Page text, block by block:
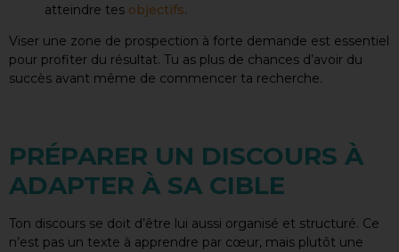
atteindre tes objectifs.
Viser une zone de prospection à forte demande est essentiel
pour profiter du résultat. Tu as plus de chances d’avoir du
succès avant même de commencer ta recherche.
PRÉPARER UN DISCOURS À
ADAPTER À SA CIBLE
Ton discours se doit d’être lui aussi organisé et structuré. Ce
n’est pas un texte à apprendre par cœur, mais plutôt une